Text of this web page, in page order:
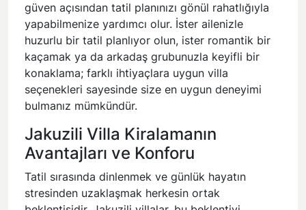
güven açısından tatil planınızı gönül rahatlığıyla
yapabilmenize yardımcı olur. İster ailenizle
huzurlu bir tatil planlıyor olun, ister romantik bir
kaçamak ya da arkadaş grubunuzla keyifli bir
konaklama; farklı ihtiyaçlara uygun villa
seçenekleri sayesinde size en uygun deneyimi
bulmanız mümkündür.
Jakuzili Villa Kiralamanın
Avantajları ve Konforu
Tatil sırasında dinlenmek ve günlük hayatın
stresinden uzaklaşmak herkesin ortak